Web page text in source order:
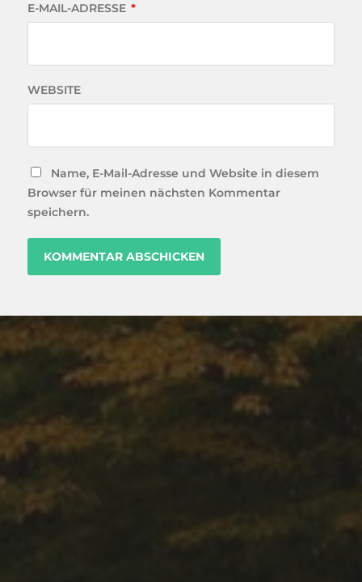
E-MAIL-ADRESSE *
WEBSITE
Name, E-Mail-Adresse und Website in diesem
Browser für meinen nächsten Kommentar
speichern.